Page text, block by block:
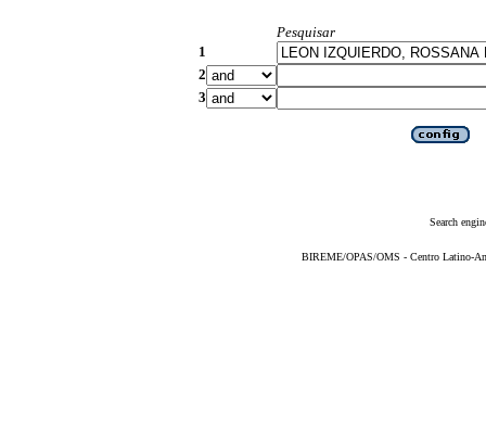
Pesquisar
1
2
3
Search
BIREME/OPAS/OMS - Centro Latino-